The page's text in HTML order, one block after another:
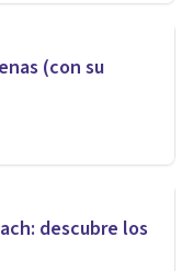
(con su
descubre los